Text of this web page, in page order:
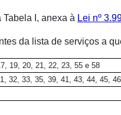
I, anexa à Lei nº
da lista de serviços a
19, 20, 21, 22, 23, 55 e 58
32, 33, 35, 39, 41, 43, 44, 45,